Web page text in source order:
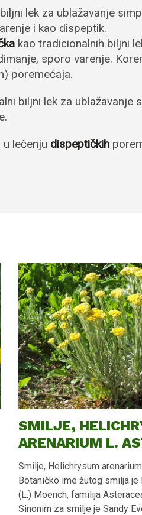
lek za ublažavanje
i kao dispeptik.
kao tradicionalnih biljni
sporo varenje.
poremećaja.
biljni lek za
lečenju dispeptičkih
SMILJE,
ARENARIUM L.
Smilje, Helichrysum arenarium L. Asteraceae Botaničko ime žutog smilja je Helichrysum arenarium (L.) Moench, familija Asteraceae (Compositae). Sinonim za smilje je Sandy Everlasting što znači peščani večni, jer uspeva na peščanom tlu i nakon branja cvet ostaje svež nedeljama. Još jedan sinonim za smilje, proizišao iz dugotrajne svežine ubranog cveta je Immortelle, što znači besmrtni. U drevnim vremenima Rimski imperatori stavljali su oko glave venac od cvasti smilja kao oreol, zbog dugotrajne svežine i lepote cveta smilja. Smilje je eliksir mladosti i protiv starenja je pa eterično ulje smilja ulazi u sastav anti-age programa. Današnja farmaceutska, kozmetička i industrija parfema jako su zainteresovane za Helichrysum vrste zbog specifičnih aroma i sastava esencijalnih ulja. Kao lek koristi se vrsta Helichrysum arenarium, dok se druga vrsta Helichrysum italicum uglavnom koristi u kozmetičkoj iindustriji i industriji parfema zbog svog kvalitetnog i mirisnog etarskog ulja. Datiraju podaci da se Helichrysum vrsta upotrebljava u narodnoj medicini najmanje 2000 godina. Lekoviti deo smilja (biljnu drogu), čini osušene cvasti smilja, Flores Helichrysi arenarii, sakupljene u fazi pre punog otvaranja cveta. Suši se na sobnoj temperaturi u hladu, na suvom i dobro provetrenom mestu, zaštićeno od vlage. Morfološke karakteristike smilja Smilje je višegodišnja zeljasta biljka visine 20-35 (50) cm. Stabljika je uspravna, belo vunasto dlakava sa mnogo listova. Listovi su celi, sivo pustenasto dlakavi, u donjem delu stabljike duguljasto-lopatičasti, u gornjem linearno-lancetasti. Glavice su sitne, u gustim, terminalnim gronjama. Cvetovi su u zlatnožutim mnogobrojnim korpicama, skupljene u guste metlice. Cvetovi su limun žuti ili zlatnožuti. Smilje raste divlje ili se gaji u stepskim i peščarskim predelima, na peskovitim i suvim mestima. Raste u stepskim i peščarskim predelima Evrope, u podunavskim peščarama severne i istočne Srbije, u Deliblatskoj peščari i na peskovitim i suvim mestima. Najveći snabdevač cvasti smilja je Poljska, Rusija, Ukrajina, Litvanija. Lekovite materije cvasti smilja - Materia Medica Flores Helichrysi arenarii Fitomaterije cvasti smilja dominantno su fenoli i flavonoidi. Flavonoidi su najvažnije lekovite materije cvasti smilja. Sadrži tri vrste flavonoida i to flavanone, flavone i flavonole (naringenin, salipurpozid, izosalipurpozid, luteolin, kemferol, apigenin), ftalide, kumarine (skopoletin, umbeliferon, eskuletin), fitosterole (kampesterol, β-sitosterol), fenolne biljne kiseline kafenu, hlorogensku i ferulnu, derivate piranona (žuto obojeni arenol i homoarenol), polisaharide, karotenoide, tanine. Sadrži malu količinu etarskog ulja gde su glavni sastojci zasićene masne kiseline palmitinska, laurinska i miristinska. Iz grupe terpena etarsko ulje sadrži kariofilene i pinone, heneikozanom, linalol, α-terpineolom, anetolom, timol, karvakrol. Kvalitet cvasti smilja – standardizacija biljne droge cvasti smilja Ruska farmakopeja je postavila standard za kvalitet cvasti smilja koji je uslov za lekovito dejstvo. Meri se količina ukupnih flavonoida kojih cvasti smilja treba da sadrže najmanje 6 %. Primena i dejstvo cvasti smilja Cavsti smilja Helichrysum arenarium poseduju široki raspon farmakoloških aktivnosti kao što su holagog i holeretik, aktivnosti antioksidansa, antimikrobna dejstva, antiaterosklerotična (protiv zakrčenja/suženja arterija), antiproliferativna (protiv rasta ćelija tumora), antidijabetska, neuroprotektivna, antiinflamatorna, citotoksična. Postoje podaci da se u narodnoj medicini cvasti smilja koriste za lečenje poremećaja žučne kese i želuca, cistitisa i artritisa. Cvasti žutog smilja koriste se u narodnoj medicini Evropskih naroda za lečenje bolesti jetre i žučne kese. U narodnoj medicini ekstrakt cvasti smilja Helichrysum arenarium koriste se kao holagog, holeretik, hepatroptektiv i duretik. Cvast smilja podstiče izlučivanje i protok žuči (holagog i holeretik dejstvo), povećava otpornost zida ćelija jetre na toksine i spoljašnje agense (hepatoprotektivno dejstvo). Pokazuje inhibitorno dejstvo na razvoj tumora. Ekstrakt cvasti smilja koristi se kao biljni lek za detoksikaciju organizma. U tradicionalnoj medicini koristi se kao i kao diuretik. Biljna droga sadrži i gorke sastojke koji mogu da unaprede sekreciju želuca i pankreasa. Nalazi primenu i kao spazmolitik - dovodi do opuštanja mišića digestivnog sistema, pomaže kod hroničnog holecistitisa (upala žučne kesice) i grčeva žučne kesice. U narodnoj medicini primena cvasti smilja indikovana je i kod slabog varenja (indigestije). Koristi se kao tradicionalni biljni lek za ublažavanje simptoma blagih digestivnih poremećaja kao što su nadimanje i povećano stvaranje gasova, osećaj punoće. Cvasti smilja se u zvaničnoj medicini koriste u lečenju stomačnih nelagodnosti i bolova (dispepsija). Tradicionalno je u primeni kao biljni antibiotik i kao antifugalni preparat. Dejstva antibiotika su dokazana savremenim naučnim metodama na bakterijama stafilokokama i streptokokama. U Rusiji smilje je od davnina visoko cenjena lekovita biljka za lečenje jetre. Koliko je u Rusiji smilje značajna lekovita biljka za jetru govori činjenica da je Ruska farmakopeja, inače propis o lekovima, kategorisala cvasti smilja kao lek i odobrila ekstrakt cvasti smilja kao lek za lečenje jetre još pre 100 godina. Ekstrakt cvasti smilja upotrebljava se za stimulaciju lučenja žuči pa je pogodan za osobe sa slabim varenjem. Ekstrakt širi žučne kanale i relaksira otvor žučne kese pa je protok i izlučivanje žuči u digestivi sistem veći. Ovo je jedan od načina za ispoljavanje dejtsva detoksikansa cvasti smilja. Žuč sa sobom nosi i toksine. Antioksidans dejstvo cvasti smilja Fitomaterije flavonoidi i fenoli pokazuju antioksidans dejstvo. Cvasti smilja jsu bogate flavonoidima i fenolima. Preventivnim uzimanjem ekstrakta cvasti smilja, sprečava se stvaranje slobodnih radikala u našem organizmu što je antioksidans dejstvo. Preparati cvast smilja neutrališu već nastale reaktivne oksidisane produkte i slobodne radikale i sprčavaju pojavu posledičnih bolesti ili njihov razvoj. Ekstrakt cvasti smilja deluje kao antioksidans, što je dokazano naučnim metodama. Ekstrakt cvasti smilja može da odloži progresiju hronične bolesti kao posledicu formiranja i aktivnosti reaktivnih oksidisanih produkata i slobodnih radikala, kao što su tumor, kancer, ateroskleroza. Flavonoidi i fenolne biljne kiseline cvasti smilja pokazuju antioksidans osobine, što znači da sprečavaju nastanak slobodnih radikala. Pokazuju i antikancerogeno dejstvo jer vrše